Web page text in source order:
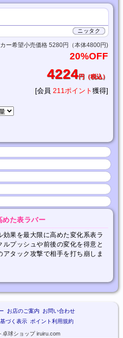
ニッタク
カー希望小売価格 5280円（本体4800円)
20%OFF
4224円（税込）
[会員 211ポイント獲得]
めた表ラバー
果を最大限に高めた変化系表ラ
プッシュや前後の変化を得意と
タック攻撃で相手を打ち崩しま
お店のご案内 お問い合わせ
づく表示 ポイント利用規約
卓球ショップ iruiru.com